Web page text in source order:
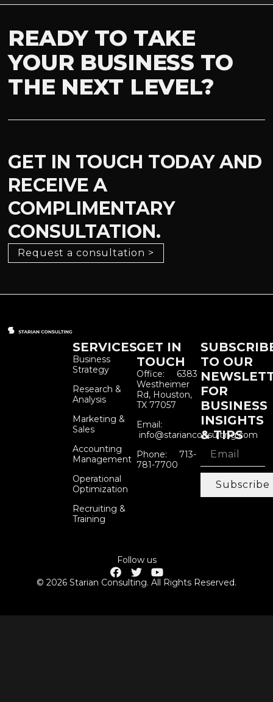
READY TO TAKE
YOUR BUSINESS TO
THE NEXT LEVEL?
GET IN TOUCH TODAY AND
RECEIVE A
COMPLIMENTARY
CONSULTATION.
Request a consultation >
SERVICES
Business
Strategy
Research &
Analysis
Marketing &
Sales
Accounting
Management
Operational
Optimization
Recruiting &
Training
GET IN
TOUCH
Office: 6383
Westheimer
Rd, Houston,
TX 77057
Email:
info@starianconsulting.com
Phone: 713-
781-7700
TO OUR
FOR
BUSINESS
INSIGHTS
& TIPS
Subscribe
Follow us
© 2026 Starian Consulting. All Rights Reserved.